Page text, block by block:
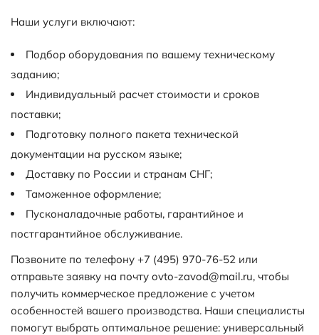
Наши услуги включают:
Подбор оборудования по вашему техническому
заданию;
Индивидуальный расчет стоимости и сроков
поставки;
Подготовку полного пакета технической
документации на русском языке;
Доставку по России и странам СНГ;
Таможенное оформление;
Пусконаладочные работы, гарантийное и
постгарантийное обслуживание.
Позвоните по телефону +7 (495) 970-76-52 или
отправьте заявку на почту ovto-zavod@mail.ru, чтобы
получить коммерческое предложение с учетом
особенностей вашего производства. Наши специалисты
помогут выбрать оптимальное решение: универсальный